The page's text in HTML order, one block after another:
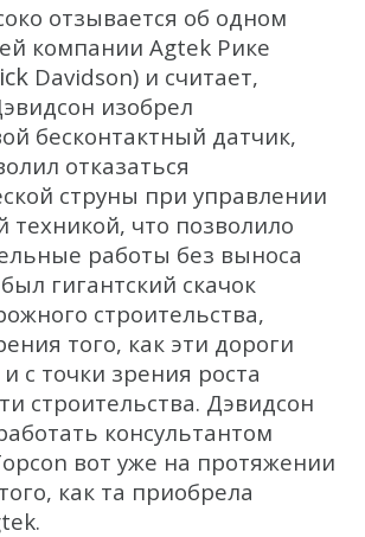
отзывается об одном
компании Agtek Рике
Davidson) и считает,
изобрел
бесконтактный датчик,
отказаться
струны при управлении
техникой, что позволило
работы без выноса
гигантский скачок
строительства,
того, как эти дороги
и с точки зрения роста
строительства. Дэвидсон
консультантом
вот уже на протяжении
как та приобрела